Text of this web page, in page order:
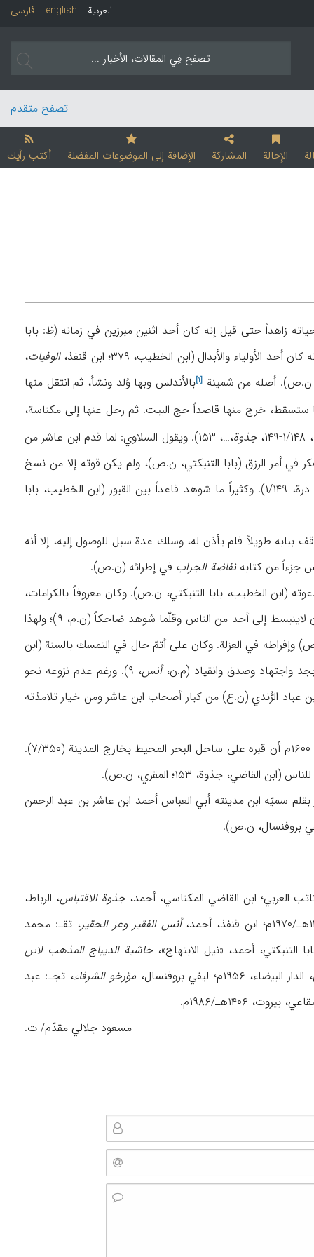
فارسی english العربیة
تصفح متقدم
الإحالة المشارکة الإضافة إلی الموضوعات المفضلة أکتب رأیك
صوفي وزاهد مغربي. عاش حیاته زاهداً حتی قیل إنه كان أحد اثنین مبرزین في زمانه (ظ: بابا
الوفیات،
شمینة [۱] بالأندلس وبها وُلد ونشأ، ثم انتقل منها
ستسقط، خرج منها قاصداً حج البیت. ثم رحل عنها إلی مكناسة،
جذوة
،…، ۱۵۳). ویقول السلاوي: لما قدم ابن عاشر من
مثل فاس ومكناسة، لم یطب له القرار إلا بسلام (۴/۲۱). وكان لایفكر في أمر الرزق (بابا التنبكتي، ن.ص)، ولم یكن قوته إلا من نسخ
…، ۹-۱۰، ابن القاضي، درة، ۱/۱۴۹). وكثیراً ما شوهد قاعداً بین القبور (ابن الخطیب، بابا
المغرب (من بني مرین) قد ارتحل في ۷۵۷هـ/۱۳۵۶م إلی سلا، فوقف ببابه طویلاً فلم یأذن له، وسلك عدة سبل للوصول إلیه، إلا أنه
جزءاً من كتابه نفاضة الجراب في إطرائه (ن.ص).
(ابن الخطیب، بابا التنبكتي، ن.ص). وكان معروفاً بالكرامات،
، ۷، ۹، ۱۰). وكان لاینبسط إلی أحد من الناس وقلّما شوهد ضاحكاً (ن.م، ۹)؛ ولهذا
في العزلة. وكان علی أتمّ حال في التمسك بالسنة (ابن
واجتهاد وصدق وانقیاد (م.ن،أنس
، ۹). ورغم عدم نزوعه نحو
عباد الرُّندي (ن.ع) من كبار أصحاب ابن عاشر ومن خیار تلامذته
، ۳۶۵). ویذكر المقري الذي زار سلا في ۱۰۰۹هـ/ ۱۶۰۰م أن قبره علی ساحل البحر المحیط بخارج المدینة (۷/۳۵۰).
بقلم سمیّه ابن مدینته أبي العباس أحمد ابن عاشر بن عبد الرحمن
العربي؛ ابن القاضي المكناسي، أحمد، جذوة الاقتباس، الرباط،
أنس الفقیر وعز الحقیر، تقـ: محمد
حاشیة الدیباج المذهب لابن
لیفي بروفنسال، مؤرخو الشرفاء، تجـ: عبد
۱۴۰۶هـ/۱۹۸۶م.
مسعود جلالي ‌مقدّم/ ت.